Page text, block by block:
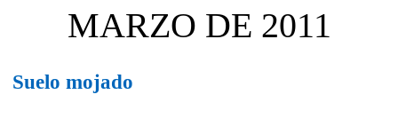
MARZO DE 2011
Suelo mojado